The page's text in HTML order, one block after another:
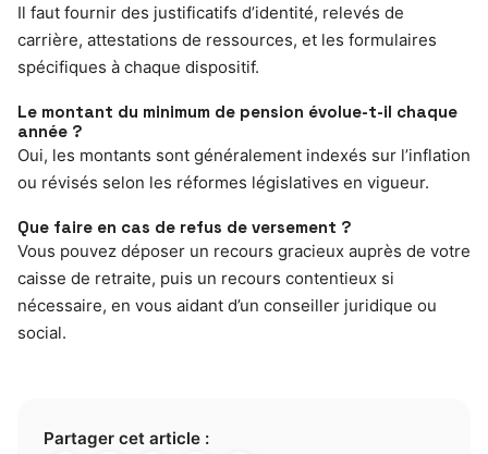
Il faut fournir des justificatifs d’identité, relevés de
carrière, attestations de ressources, et les formulaires
spécifiques à chaque dispositif.
Le montant du minimum de pension évolue-t-il chaque
année ?
Oui, les montants sont généralement indexés sur l’inflation
ou révisés selon les réformes législatives en vigueur.
Que faire en cas de refus de versement ?
Vous pouvez déposer un recours gracieux auprès de votre
caisse de retraite, puis un recours contentieux si
nécessaire, en vous aidant d’un conseiller juridique ou
social.
Partager cet article :